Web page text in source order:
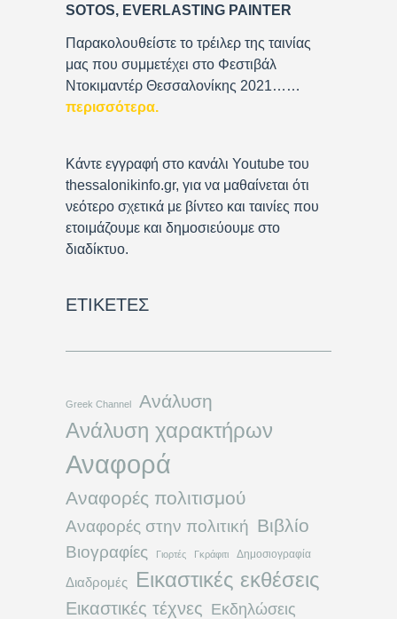
e
r
SOTOS, EVERLASTING PAINTER
Παρακολουθείστε το τρέιλερ της ταινίας
μας που συμμετέχει στο Φεστιβάλ
Ντοκιμαντέρ Θεσσαλονίκης 2021……
περισσότερα.
Κάντε εγγραφή στο κανάλι Youtube του
thessalonikinfo.gr, για να μαθαίνεται ότι
νεότερο σχετικά με βίντεο και ταινίες που
ετοιμάζουμε και δημοσιεύουμε στο
διαδίκτυο.
ΕΤΙΚΈΤΕΣ
Greek Channel Ανάλυση
Ανάλυση χαρακτήρων
Αναφορά
Αναφορές πολιτισμού
Αναφορές στην πολιτική Βιβλίο
Βιογραφίες Γιορτές Γκράφιτι Δημοσιογραφία
Διαδρομές Εικαστικές εκθέσεις
Εικαστικές τέχνες Εκδηλώσεις